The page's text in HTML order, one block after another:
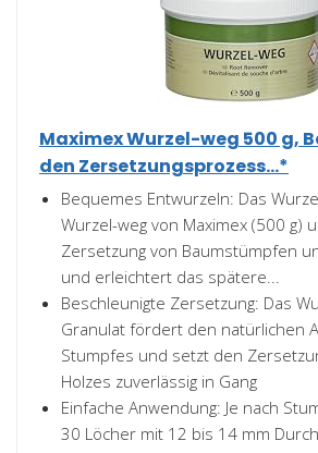
Maximex Wurzel-weg 500 g,
den Zersetzungsprozess...*
Bequemes Entwurzeln: Das
Wurzel-weg von Maximex (500 g)
Zersetzung von Baumstümpfen
und erleichtert das spätere...
Beschleunigte Zersetzung: Das
Granulat fördert den natürlichen
Stumpfes und setzt den
Holzes zuverlässig in Gang
Einfache Anwendung: Je nach
30 Löcher mit 12 bis 14 mm